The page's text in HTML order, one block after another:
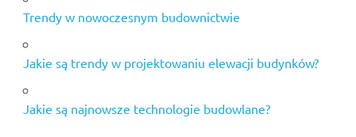
Trendy w nowoczesnym budownictwie
Jakie są trendy w projektowaniu elewacji budynków?
Jakie są najnowsze technologie budowlane?